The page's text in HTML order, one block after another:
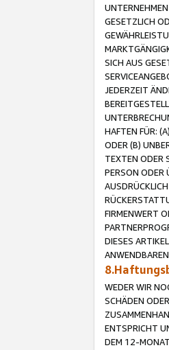
GESETZLICH
SICH AUS
JEDERZEIT
HAFTEN FÜR:
ODER (B)
TEXTEN ODER
PERSON ODER
FIRMENWERT
DIESES
WEDER WIR
SCHÄDEN
ENTSPRICHT
DEM 12-